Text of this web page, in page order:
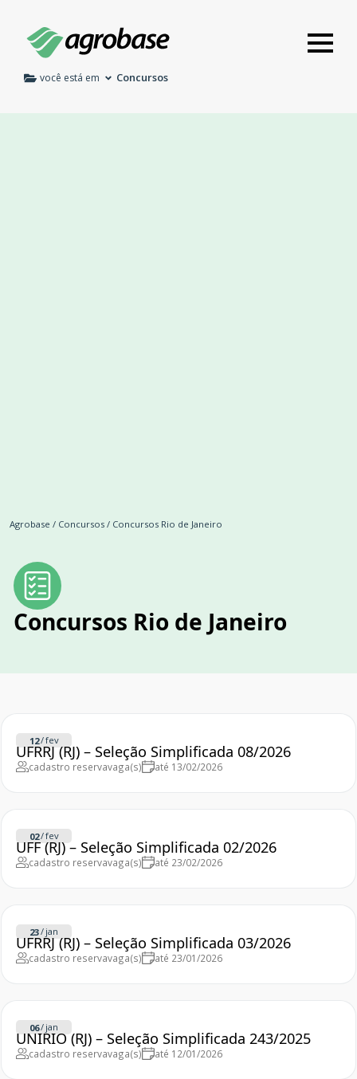
você está em Concursos
Agrobase / Concursos / Concursos Rio de Janeiro
Concursos Rio de Janeiro
12/fev
UFRRJ (RJ) – Seleção Simplificada 08/2026
cadastro reservavaga(s) até 13/02/2026
02/fev
UFF (RJ) – Seleção Simplificada 02/2026
cadastro reservavaga(s) até 23/02/2026
23/ jan
UFRRJ (RJ) – Seleção Simplificada 03/2026
cadastro reservavaga(s) até 23/01/2026
06/ jan
UNIRIO (RJ) – Seleção Simplificada 243/2025
cadastro reservavaga(s) até 12/01/2026